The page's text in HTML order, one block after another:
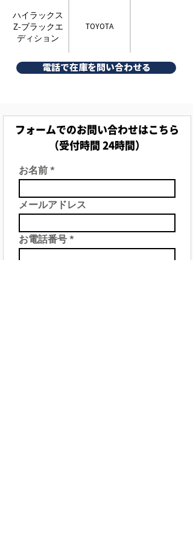
ハイラックス
Z-ブラックエ
ディション
TOYOTA
電話で在庫を問い合わせる
フォームでのお問い合わせはこちら
（受付時間 24時間）
お名前
メールアドレス
お電話番号